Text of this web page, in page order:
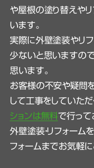
や屋根の塗り替えや
います。
実際に外壁塗装やリ
少ないと思いますの
思います。
お客様の不安や疑問
して工事をしていただ
ションは無料で行って
外壁塗装・リフォーム
フォームまでお気軽に